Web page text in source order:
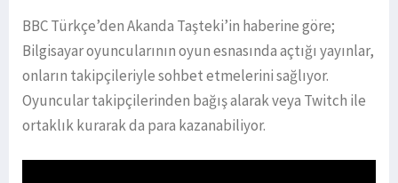
BBC Türkçe’den Akanda Taşteki’in haberine göre;
Bilgisayar oyuncularının oyun esnasında açtığı yayınlar,
onların takipçileriyle sohbet etmelerini sağlıyor.
Oyuncular takipçilerinden bağış alarak veya Twitch ile
ortaklık kurarak da para kazanabiliyor.